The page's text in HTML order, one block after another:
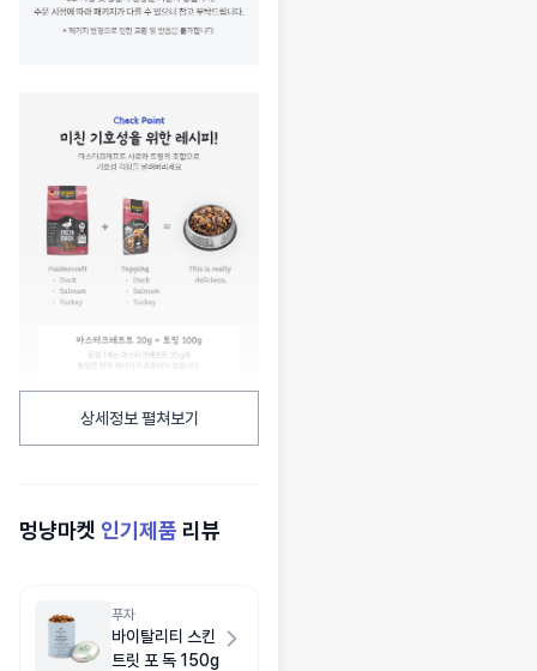
상세정보 펼쳐보기
멍냥마켓 인기제품 리뷰
푸자
바이탈리티 스킨
트릿 포 독 150g